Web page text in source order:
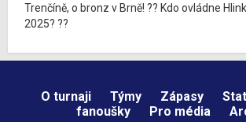
Trenčíně, o bronz v Brně! ?? Kdo ovládne
2025? ??
O turnaji Týmy Zápasy
fanoušky
Pro média